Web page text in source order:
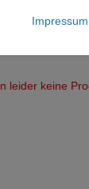
leider keine
Impressum